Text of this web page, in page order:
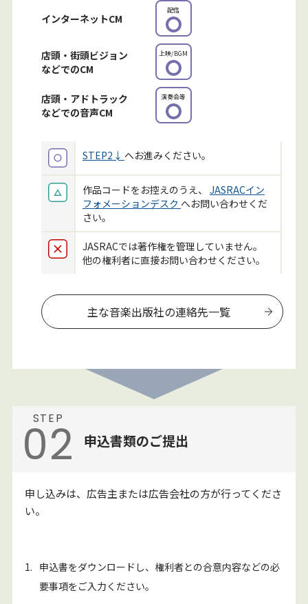
インターネットCM
配信
店頭・街頭ビジョン
などでのCM
上映/BGM
店頭・アドトラック
などでの音声CM
演奏会等
STEP2↓ へお進みください。
作品コードをお控えのうえ、 JASRACイン
フォメーションデスク へお問い合わせくだ
さい。
JASRACでは著作権を管理していません。
他の権利者に直接お問い合わせください。
主な音楽出版社の連絡先一覧
STEP
02 申込書類のご提出
申し込みは、広告主または広告会社の方が行ってくださ
い。
1. 申込書をダウンロードし、権利者との合意内容などの必
要事項をご入力ください。